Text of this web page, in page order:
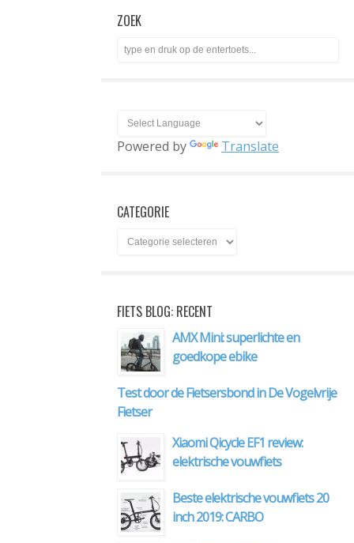
ZOEK
Powered by Translate
CATEGORIE
FIETS BLOG: RECENT
AMX Mini: superlichte en
goedkope ebike
Test door de Fietsersbond in De Vogelvrije
Fietser
Xiaomi Qicycle EF1 review:
elektrische vouwfiets
Beste elektrische vouwfiets 20
inch 2019: CARBO